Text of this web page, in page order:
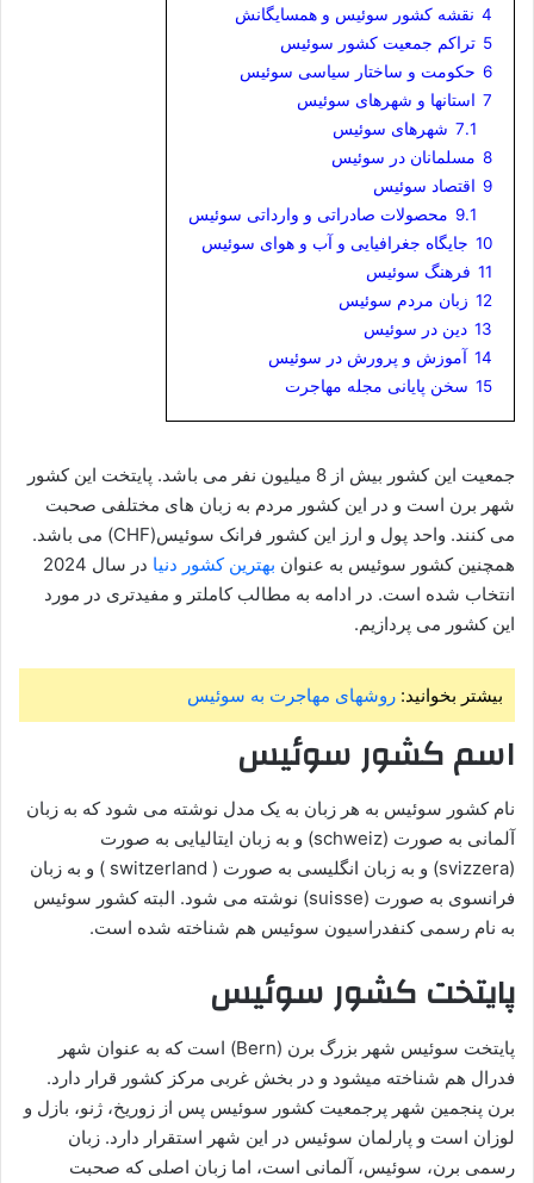
4 نقشه کشور سوئیس و همسایگانش
5 تراکم جمعیت کشور سوئیس
6 حکومت و ساختار سیاسی سوئیس
7 استانها و شهرهای سوئیس
7.1 شهرهای سوئیس
8 مسلمانان در سوئیس
9 اقتصاد سوئیس
9.1 محصولات صادراتی و وارداتی سوئیس
10 جایگاه جغرافیایی و آب و هوای سوئیس
11 فرهنگ سوئیس
12 زبان مردم سوئیس
13 دین در سوئیس
14 آموزش و پرورش در سوئیس
15 سخن پایانی مجله مهاجرت
جمعیت این کشور بیش از 8 میلیون نفر می باشد. پایتخت این کشور
شهر برن است و در این کشور مردم به زبان های مختلفی صحبت
می کنند. واحد پول و ارز این کشور فرانک سوئیس(CHF) می باشد.
همچنین کشور سوئیس به عنوان بهترین کشور دنیا
در سال 2024
انتخاب شده است. در ادامه به مطالب کاملتر و مفیدتری در مورد
این کشور می پردازیم.
بیشتر بخوانید: روشهای مهاجرت به سوئیس
اسم کشور سوئیس
نام کشور سوئیس به هر زبان به یک مدل نوشته می شود که به زبان
آلمانی به صورت (schweiz) و به زبان ایتالیایی به صورت
(svizzera) و به زبان انگلیسی به صورت ( switzerland ) و به زبان
فرانسوی به صورت (suisse) نوشته می شود. البته کشور سوئیس
به نام رسمی کنفدراسیون سوئیس هم شناخته شده است.
پایتخت کشور سوئیس
پایتخت سوئیس شهر بزرگ برن (Bern) است که به عنوان شهر
فدرال هم شناخته میشود و در بخش غربی مرکز کشور قرار دارد.
برن پنجمین شهر پرجمعیت کشور سوئیس پس از زوریخ، ژنو، بازل و
لوزان است و پارلمان سوئیس در این شهر استقرار دارد. زبان
رسمی برن، سوئیس، آلمانی است، اما زبان اصلی که صحبت